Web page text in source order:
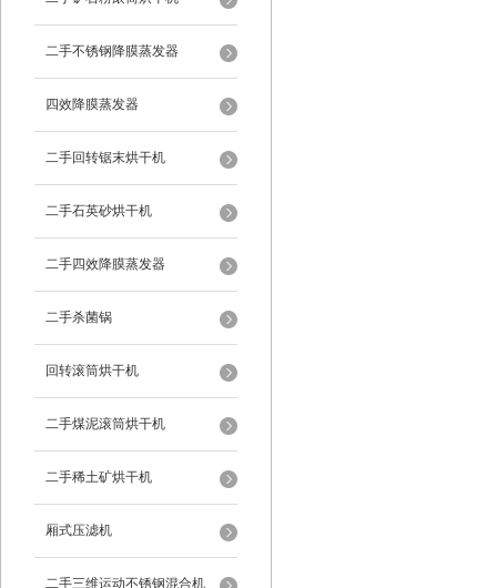
二手不锈钢降膜蒸发器
四效降膜蒸发器
二手回转锯末烘干机
二手石英砂烘干机
二手四效降膜蒸发器
二手杀菌锅
回转滚筒烘干机
二手煤泥滚筒烘干机
二手稀土矿烘干机
厢式压滤机
二手三维运动不锈钢混合机